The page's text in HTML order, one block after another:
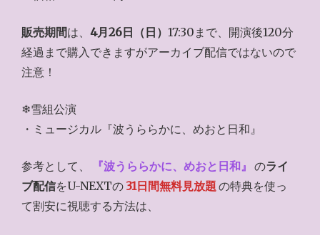
販売期間は、 4月26日（日） 17:30まで、開演後120分
経過まで購入できますがアーカイブ配信ではないので
注意！
❄雪組公演
・ミュージカル『波うららかに、めおと日和』
参考として、 『波うららかに、めおと日和』 のライ
ブ配信をU-NEXTの 31日間無料見放題 の特典を使っ
て割安に視聴する方法は、